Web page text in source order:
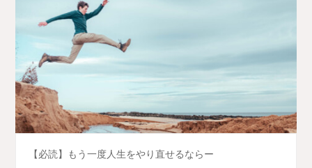
【必読】もう一度人生をやり直せるならー